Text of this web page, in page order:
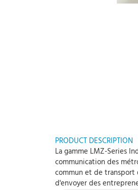
PRODUCT DESCRIPTION
La gamme LMZ-Series
communication des
commun et de transport
d'envoyer des